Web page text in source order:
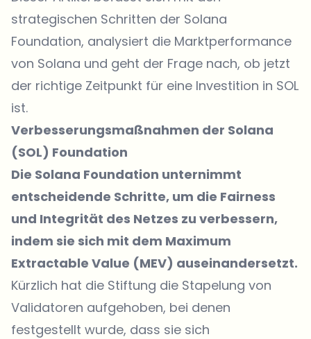
strategischen Schritten der Solana
Foundation, analysiert die Marktperformance
von Solana und geht der Frage nach, ob jetzt
der richtige Zeitpunkt für eine Investition in SOL
ist.
Verbesserungsmaßnahmen der Solana
(SOL) Foundation
Die Solana Foundation unternimmt
entscheidende Schritte, um die Fairness
und Integrität des Netzes zu verbessern,
indem sie sich mit dem Maximum
Extractable Value (MEV) auseinandersetzt.
Kürzlich hat die Stiftung die Stapelung von
Validatoren aufgehoben, bei denen
festgestellt wurde, dass sie sich